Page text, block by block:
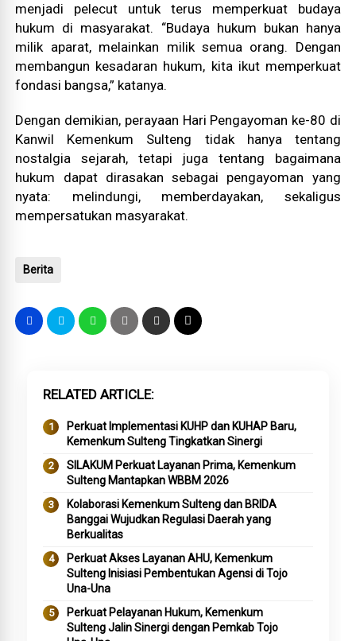
menjadi pelecut untuk terus memperkuat budaya
hukum di masyarakat. “Budaya hukum bukan hanya
milik aparat, melainkan milik semua orang. Dengan
membangun kesadaran hukum, kita ikut memperkuat
fondasi bangsa,” katanya.
Dengan demikian, perayaan Hari Pengayoman ke-80 di
Kanwil Kemenkum Sulteng tidak hanya tentang
nostalgia sejarah, tetapi juga tentang bagaimana
hukum dapat dirasakan sebagai pengayoman yang
nyata: melindungi, memberdayakan, sekaligus
mempersatukan masyarakat.
Berita
RELATED ARTICLE
Perkuat Implementasi KUHP dan KUHAP Baru,
Kemenkum Sulteng Tingkatkan Sinergi
SILAKUM Perkuat Layanan Prima, Kemenkum
Sulteng Mantapkan WBBM 2026
Kolaborasi Kemenkum Sulteng dan BRIDA
Banggai Wujudkan Regulasi Daerah yang
Berkualitas
Perkuat Akses Layanan AHU, Kemenkum
Sulteng Inisiasi Pembentukan Agensi di Tojo
Una-Una
Perkuat Pelayanan Hukum, Kemenkum
Sulteng Jalin Sinergi dengan Pemkab Tojo